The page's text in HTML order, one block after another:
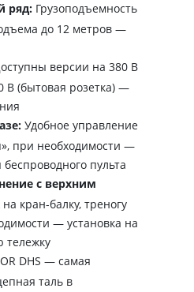
ряд: Грузоподъемность
до 12 метров —
версии на 380 В
В (бытовая розетка) —
Удобное управление
при необходимости —
пульта
с верхним
кран-балку, треногу
— установка на
тележку
DHS — самая
таль в